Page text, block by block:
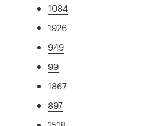
1084
1926
949
99
1867
897